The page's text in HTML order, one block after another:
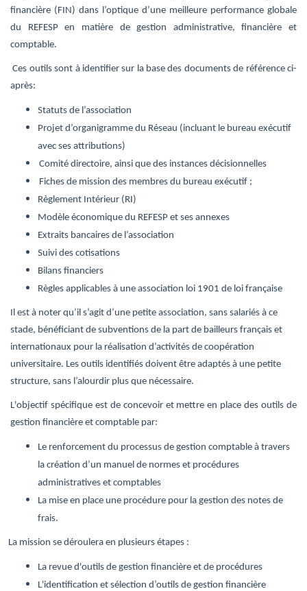
financière (FIN) dans l’optique d’une meilleure performance globale
du REFESP en matière de gestion administrative, financière et
comptable.
Ces outils sont à identifier sur la base des documents de référence ci-
après:
Statuts de l’association
Projet d’organigramme du Réseau (incluant le bureau exécutif
avec ses attributions)
Comité directoire, ainsi que des instances décisionnelles
Fiches de mission des membres du bureau exécutif ;
Règlement Intérieur (RI)
Modèle économique du REFESP et ses annexes
Extraits bancaires de l’association
Suivi des cotisations
Bilans financiers
Règles applicables à une association loi 1901 de loi française
Il est à noter qu’il s’agit d’une petite association, sans salariés à ce
stade, bénéficiant de subventions de la part de bailleurs français et
internationaux pour la réalisation d’activités de coopération
universitaire. Les outils identifiés doivent être adaptés à une petite
structure, sans l’alourdir plus que nécessaire.
L'objectif spécifique est de concevoir et mettre en place des outils de
gestion financière et comptable par:
Le renforcement du processus de gestion comptable à travers
la création d’un manuel de normes et procédures
administratives et comptables
La mise en place une procédure pour la gestion des notes de
frais.
mission se déroulera en plusieurs étapes :
La revue d'outils de gestion financière et de procédures
L'identification et sélection d’outils de gestion financière